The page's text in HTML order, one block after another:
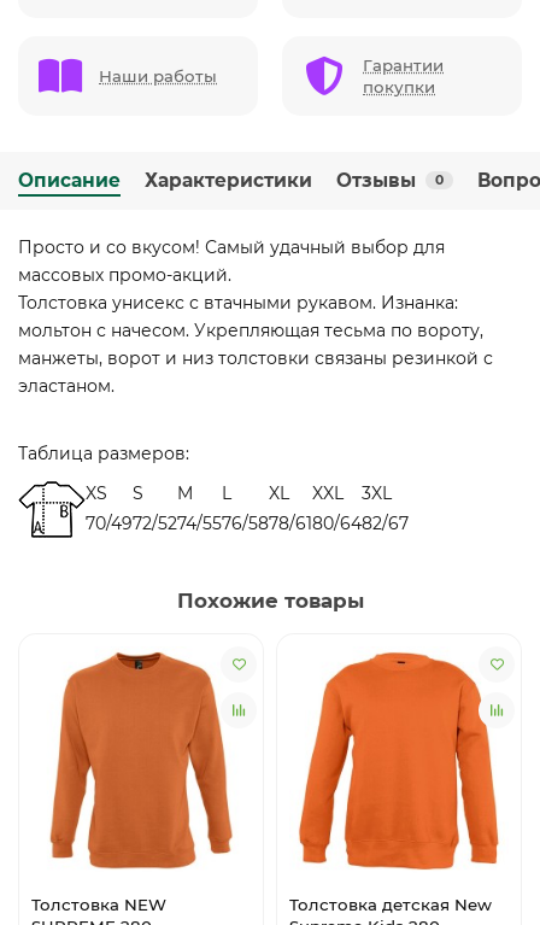
Наши работы
Гарантии
покупки
Описание Характеристики Отзывы 0
Просто и со вкусом! Самый удачный выбор для
массовых промо-акций.
Толстовка унисекс с втачными рукавом. Изнанка:
мольтон с начесом. Укрепляющая тесьма по вороту,
манжеты, ворот и низ толстовки связаны резинкой с
эластаном.
Таблица размеров:
XS
S M L XL XXL
3XL
70/4972/5274/5576/5878/6180/6482/67
Похожие товары
Толстовка NEW
Толстовка детская New